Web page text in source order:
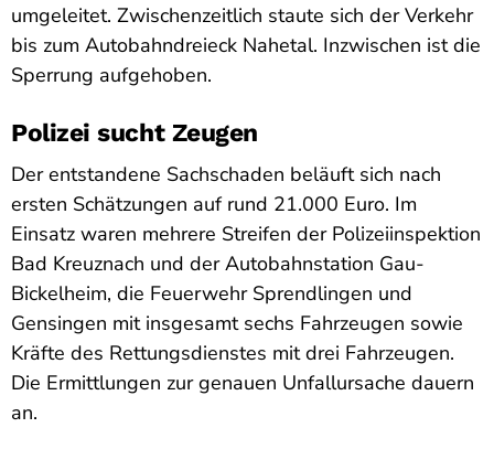
umgeleitet. Zwischenzeitlich staute sich der Verkehr
bis zum Autobahndreieck Nahetal. Inzwischen ist die
Sperrung aufgehoben.
Polizei sucht Zeugen
Der entstandene Sachschaden beläuft sich nach
ersten Schätzungen auf rund 21.000 Euro. Im
Einsatz waren mehrere Streifen der Polizeiinspektion
Bad Kreuznach und der Autobahnstation Gau-
Bickelheim, die Feuerwehr Sprendlingen und
Gensingen mit insgesamt sechs Fahrzeugen sowie
Kräfte des Rettungsdienstes mit drei Fahrzeugen.
Die Ermittlungen zur genauen Unfallursache dauern
an.